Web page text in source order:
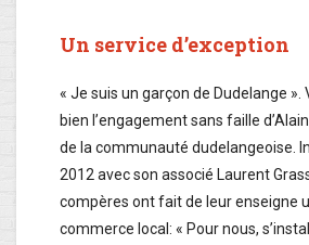
Un service d’exception
« Je suis un garçon de Dudelange ».
bien l’engagement sans faille
de la communauté dudelangeoise.
2012 avec son associé Laurent
compères ont fait de leur enseigne
commerce local: « Pour nous,